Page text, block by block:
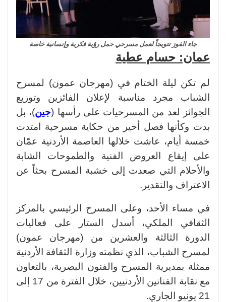
جاء الفوز تتويجاً لعمل مسرحي حمل رؤية فكرية وإنسانية خاصة
عمان: حسام عطية
لم تكن ليلة الختام في (مهرجان عمون) لمسرح
الشباب مجرد مناسبة لإعلان الفائزين وتوزيع
الجوائز لعد من المسرحيات على رأسها (جين)، بل
بدت وكأنها فصل أخير من حكاية مسرحية امتدت
خمسة أيام، عاشت خلالها العاصمة الأردنية عمّان
على إيقاع العروض الفنية والطموحات الشابة
والأحلام التي صعدت إلى خشبة المسرح بحثاً عن
الاعتراف والتقدير.
في مساء الأحد، وعلى المسرح الرئيسي بالمركز
الثقافي الملكي، أسدل الستار على فعاليات
الدورة الثالثة والعشرين من (مهرجان عمون)
لمسرح الشباب، الذي نظمته وزارة الثقافة الأردنية
ممثلة بمديرية المسرح والفنون البصرية، بالتعاون
مع نقابة الفنانين الأردنيين، خلال الفترة من 17 إلى
21 يونيو الجاري.